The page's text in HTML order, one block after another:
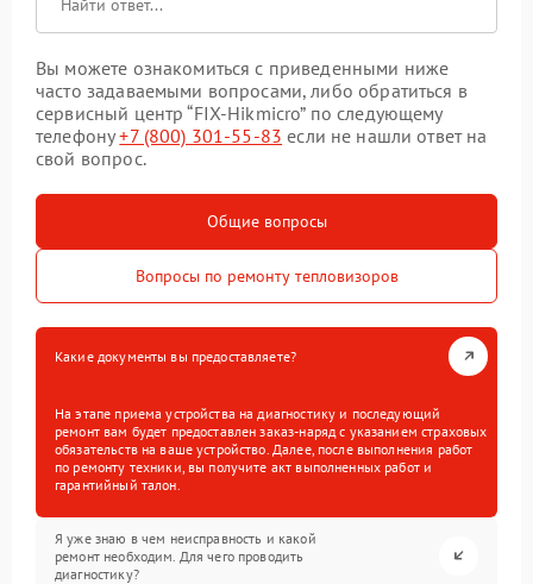
Вы можете ознакомиться с приведенными ниже
часто задаваемыми вопросами, либо обратиться в
сервисный центр “FIX-Hikmicro” по следующему
телефону+7 (800) 301-55-83 если не нашли ответ на
свой вопрос.
Общие вопросы
Вопросы по ремонту тепловизоров
Какие документы вы предоставляете?
На этапе приема устройства на диагностику и последующий
ремонт вам будет предоставлен заказ-наряд с указанием страховых
обязательств на ваше устройство. Далее, после выполнения работ
по ремонту техники, вы получите акт выполненных работ и
гарантийный талон.
Я уже знаю в чем неисправность и какой
ремонт необходим. Для чего проводить
диагностику?